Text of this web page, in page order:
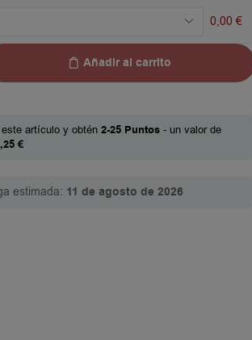
0,00 €
Añadir al carrito
este artículo y obtén2-25 Puntos - un valor de
€
estimada: 11 de agosto de 2026